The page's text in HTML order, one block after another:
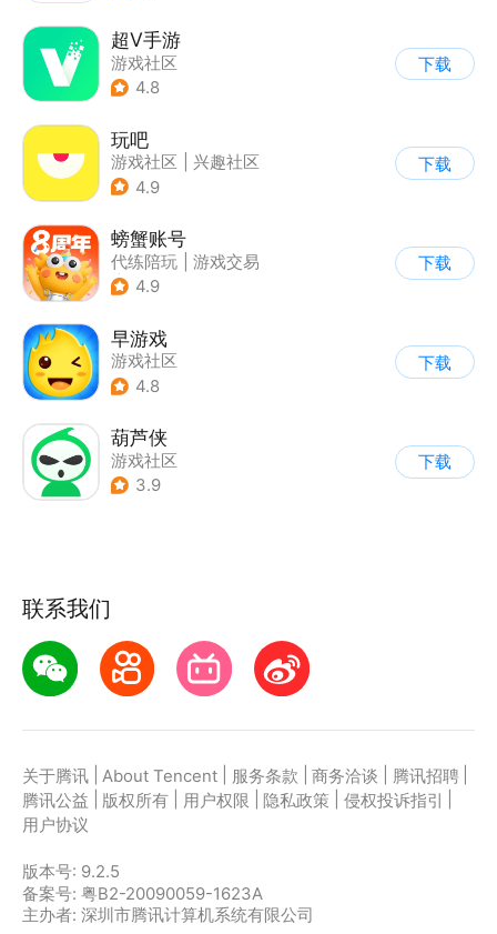
超V手游
游戏社区
4.8
下载
玩吧
游戏社区
兴趣社区
4.9
下载
螃蟹账号
代练陪玩
游戏交易
| 游戏社区
4.9
下载
早游戏
游戏社区
4.8
下载
葫芦侠
游戏社区
3.9
下载
联系我们
关于腾讯 About Tencent 服务条款 商务洽谈 腾讯招聘
腾讯公益
版权所有 用户权限 隐私政策 侵权投诉指引
用户协议
版本号: 9.2.5
备案号: 粤B2-20090059-1623A
主办者: 深圳市腾讯计算机系统有限公司